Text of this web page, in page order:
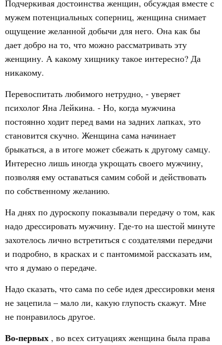
Подчеркивая достоинства женщин, обсуждая вместе с
мужем потенциальных соперниц, женщина снимает
ощущение желанной добычи для него. Она как бы
дает добро на то, что можно рассматривать эту
женщину. А какому хищнику такое интересно? Да
никакому.
Перевоспитать любимого нетрудно, - уверяет
психолог Яна Лейкина. - Но, когда мужчина
постоянно ходит перед вами на задних лапках, это
становится скучно. Женщина сама начинает
брыкаться, а в итоге может сбежать к другому самцу.
Интересно лишь иногда укрощать своего мужчину,
позволяя ему оставаться самим собой и действовать
по собственному желанию.
На днях по дуроскопу показывали передачу о том, как
надо дрессировать мужчину. Где-то на шестой минуте
захотелось лично встретиться с создателями передачи
и подробно, в красках и с пантомимой рассказать им,
что я думаю о передаче.
Надо сказать, что сама по себе идея дрессировки меня
не зацепила – мало ли, какую глупость скажут. Мне
не понравилось другое.
Во-первых , во всех ситуациях женщина была права